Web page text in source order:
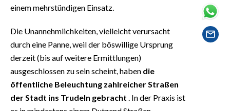
FOTO
VIDEO
INFO AZIENDE
ABBONATI
NECROLOGI
einem mehrstündigen Einsatz.
Die Unannehmlichkeiten, vielleicht verursacht
durch eine Panne, weil der böswillige Ursprung
derzeit (bis auf weitere Ermittlungen)
ausgeschlossen zu sein scheint, haben die
öffentliche Beleuchtung zahlreicher Straßen
der Stadt ins Trudeln gebracht . In der Praxis ist